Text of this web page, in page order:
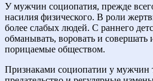
У мужчин социопатия, прежде
насилия физического. В роли
более слабых людей. С раннего
обманывать, воровать и совершать
порицаемые обществом.
Признаками социопатии у мужчин